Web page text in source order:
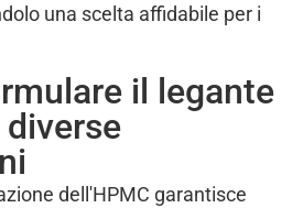
una scelta affidabile per i
il legante
diverse
dell'HPMC garantisce